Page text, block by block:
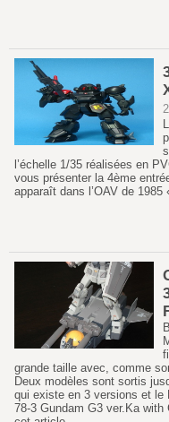
l’échelle 1/35 réalisées en
vous présenter la 4ème
apparaît dans l’OAV de
grande taille avec, comme
Deux modèles sont sortis
qui existe en 3 versions et le
78-3 Gundam G3 ver.Ka